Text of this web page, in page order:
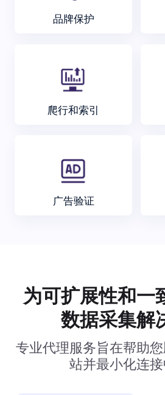
品牌保护
爬行和索引
广告验证
为可扩展性和一
数据采集解
专业代理服务旨在帮助
站并最小化连接